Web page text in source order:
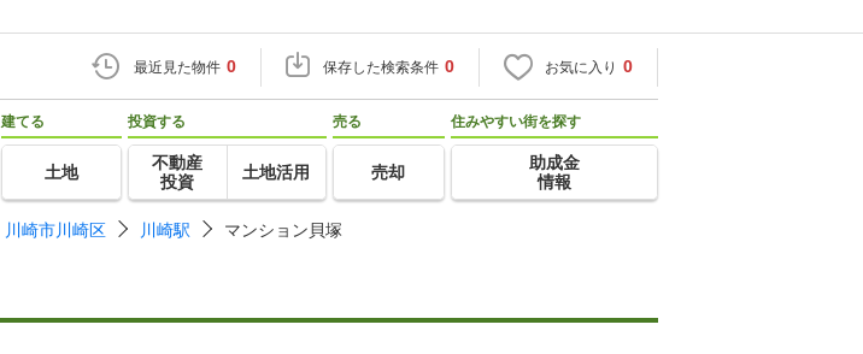
最近見た物件 0 保存した検索条件 0 お気に入り 0
建てる
土地
投資する
不動産
投資
土地活用
売る
売却
住みやすい街を探す
助成金
情報
川崎市川崎区 川崎駅 マンション貝塚